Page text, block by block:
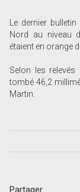
Le dernier
Nord au niveau
étaient en orange
Selon les
tombé 46,2
Martin.